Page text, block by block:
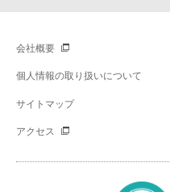
会社概要
個人情報の取り扱いについて
サイトマップ
アクセス